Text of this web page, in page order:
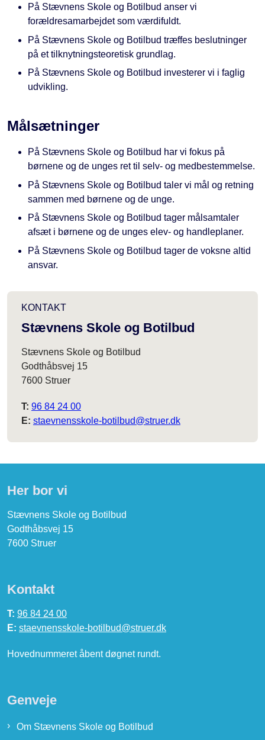
På Stævnens Skole og Botilbud anser vi
forældresamarbejdet som værdifuldt.
På Stævnens Skole og Botilbud træffes beslutninger
på et tilknytningsteoretisk grundlag.
På Stævnens Skole og Botilbud investerer vi i faglig
udvikling.
Målsætninger
På Stævnens Skole og Botilbud har vi fokus på
børnene og de unges ret til selv- og medbestemmelse.
På Stævnens Skole og Botilbud taler vi mål og retning
sammen med børnene og de unge.
På Stævnens Skole og Botilbud tager målsamtaler
afsæt i børnene og de unges elev- og handleplaner.
På Stævnens Skole og Botilbud tager de voksne altid
ansvar.
KONTAKT
Stævnens Skole og Botilbud
Stævnens Skole og Botilbud
Godthåbsvej 15
7600 Struer
T: 96 84 24 00
E: staevnensskole-botilbud@struer.dk
Her bor vi
Stævnens Skole og Botilbud
Godthåbsvej 15
7600 Struer
Kontakt
T: 96 84 24 00
E: staevnensskole-botilbud@struer.dk
Hovednummeret åbent døgnet rundt.
Genveje
Om Stævnens Skole og Botilbud